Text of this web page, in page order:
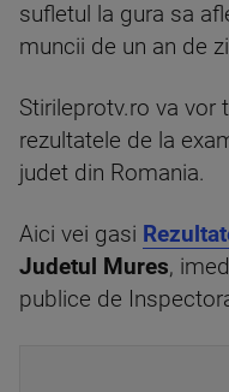
sufletul la gura sa
muncii de un an de
Stirileprotv.ro va vor
rezultatele de la
judet din Romania.
Aici vei gasi
Judetul Mures,
publice de